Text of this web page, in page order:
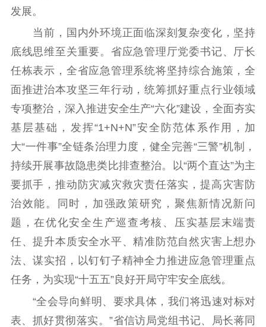
发展。
当前，国内外环境正面临深刻复杂变化，坚持
底线思维至关重要。省应急管理厅党委书记、厅长
任栋表示，全省应急管理系统将坚持综合施策，全
面推进治本攻坚三年行动，统筹抓好重点行业领域
专项整治，深入推进安全生产“六化”建设，全面夯实
基层基础，发挥“1+N+N”安全防范体系作用，加
大“一件事”全链条治理力度，健全完善“三警”机制，
持续开展事故隐患类比排查整治。以“两个直达”为主
要抓手，推动防灾减灾救灾责任落实，提高灾害防
治效能。同时，加强政策研究，聚焦新情况新问
题，在优化安全生产巡查考核、压实基层末端责
任、提升本质安全水平、精准防范自然灾害上想办
法、谋实招，以钉钉子精神全力推进应急管理重点
任务，为实现“十五五”良好开局守牢安全底线。
“全会导向鲜明、要求具体，我们将迅速对标对
表、抓好贯彻落实。”省信访局党组书记、局长蒋同